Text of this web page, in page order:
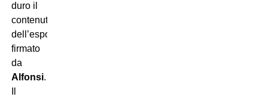
duro il
contenuto
dell’esposto
firmato
da
Alfonsi.